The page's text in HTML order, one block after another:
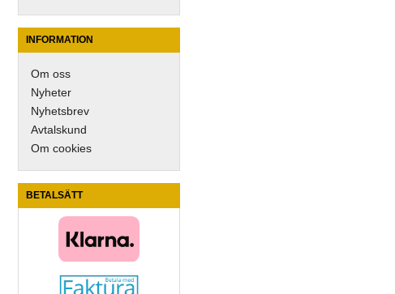
INFORMATION
Om oss
Nyheter
Nyhetsbrev
Avtalskund
Om cookies
BETALSÄTT